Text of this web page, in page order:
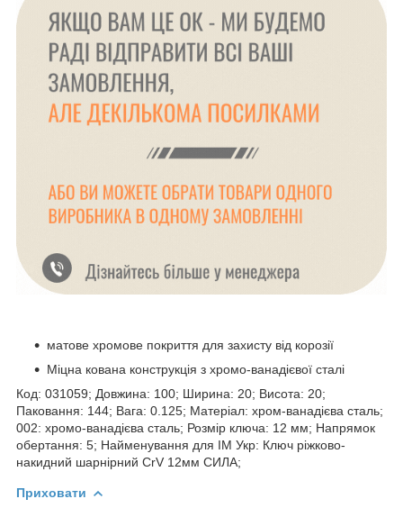
матове хромове покриття для захисту від корозії
Міцна кована конструкція з хромо-ванадієвої сталі
Код: 031059; Довжина: 100; Ширина: 20; Висота: 20;
Паковання: 144; Вага: 0.125; Матеріал: хром-ванадієва сталь;
002: хромо-ванадієва сталь; Розмір ключа: 12 мм; Напрямок
обертання: 5; Найменування для ІМ Укр: Ключ ріжково-
накидний шарнірний CrV 12мм СИЛА;
Приховати